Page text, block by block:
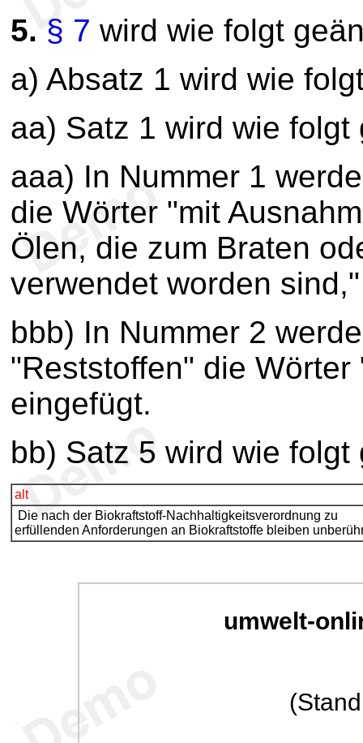
5. § 7 wird wie folgt
a) Absatz 1 wird wie
aa) Satz 1 wird wie folgt
aaa) In Nummer 1
die Wörter "mit
Ölen, die zum Braten
verwendet worden
bbb) In Nummer 2
"Reststoffen" die
eingefügt.
bb) Satz 5 wird wie folgt
alt
Die nach der Biokraftstoff-Nachhaltigkeitsverordnung zu
erfüllenden Anforderungen an Biokraftstoffe bleiben
umwelt-